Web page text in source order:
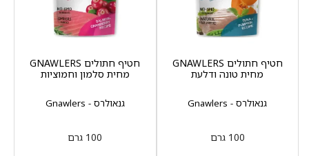
גנאולרס - Gnawlers
חטיף חתולים GNAWLERS
מחית טונה ודלעת
100 גרם
גנאולרס - Gnawlers
חטיף חתולים GNAWLERS
מחית סלמון וחמוציות
100 גרם